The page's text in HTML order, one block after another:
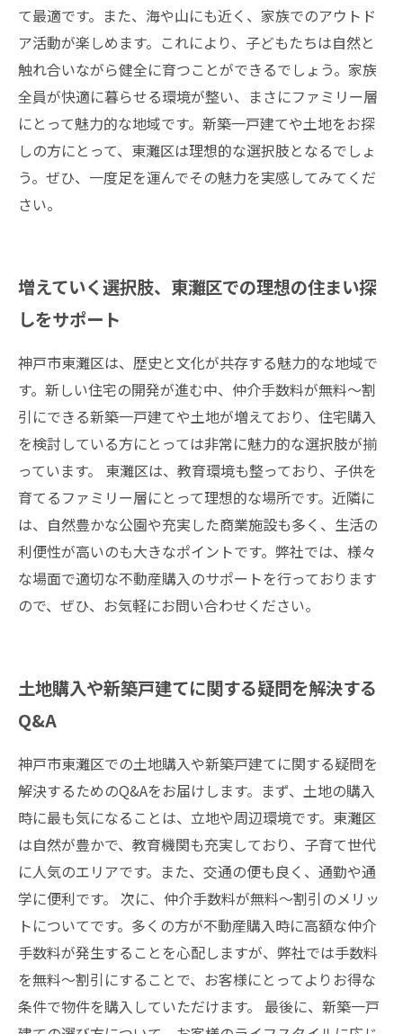
て最適です。また、海や山にも近く、家族でのアウトド
ア活動が楽しめます。これにより、子どもたちは自然と
触れ合いながら健全に育つことができるでしょう。家族
全員が快適に暮らせる環境が整い、まさにファミリー層
にとって魅力的な地域です。新築一戸建てや土地をお探
しの方にとって、東灘区は理想的な選択肢となるでしょ
う。ぜひ、一度足を運んでその魅力を実感してみてくだ
さい。
増えていく選択肢、東灘区での理想の住まい探
しをサポート
神戸市東灘区は、歴史と文化が共存する魅力的な地域で
す。新しい住宅の開発が進む中、仲介手数料が無料～割
引にできる新築一戸建てや土地が増えており、住宅購入
を検討している方にとっては非常に魅力的な選択肢が揃
っています。 東灘区は、教育環境も整っており、子供を
育てるファミリー層にとって理想的な場所です。近隣に
は、自然豊かな公園や充実した商業施設も多く、生活の
利便性が高いのも大きなポイントです。弊社では、様々
な場面で適切な不動産購入のサポートを行っております
ので、ぜひ、お気軽にお問い合わせください。
土地購入や新築戸建てに関する疑問を解決する
Q&A
神戸市東灘区での土地購入や新築戸建てに関する疑問を
解決するためのQ&Aをお届けします。まず、土地の購入
時に最も気になることは、立地や周辺環境です。東灘区
は自然が豊かで、教育機関も充実しており、子育て世代
に人気のエリアです。また、交通の便も良く、通勤や通
学に便利です。 次に、仲介手数料が無料～割引のメリッ
トについてです。多くの方が不動産購入時に高額な仲介
手数料が発生することを心配しますが、弊社では手数料
を無料～割引にすることで、お客様にとってよりお得な
条件で物件を購入していただけます。 最後に、新築一戸